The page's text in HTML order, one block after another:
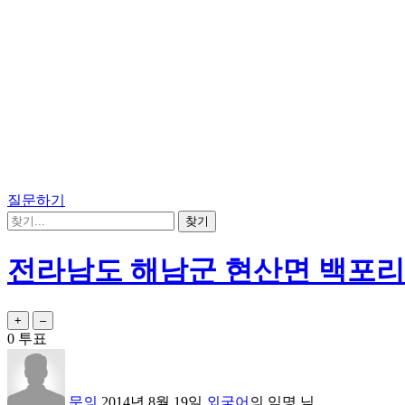
질문하기
전라남도 해남군 현산면 백포
0 투표
문의 2014년 8월 19일 외국어 의 익명 님